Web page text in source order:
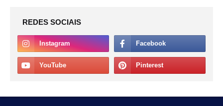
REDES SOCIAIS